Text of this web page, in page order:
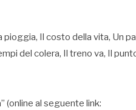
pioggia, Il costo della vita, Un
del colera, Il treno va, Il
(online al seguente link: